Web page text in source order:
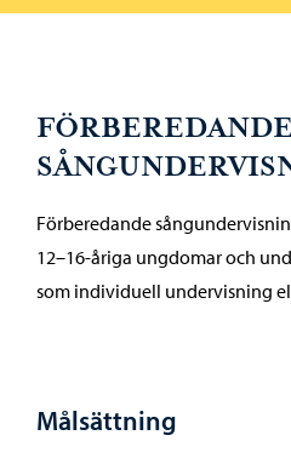
FÖRBEREDANDE
Förberedande
12–16-åriga ungdomar och
som individuell undervisning
Målsättning